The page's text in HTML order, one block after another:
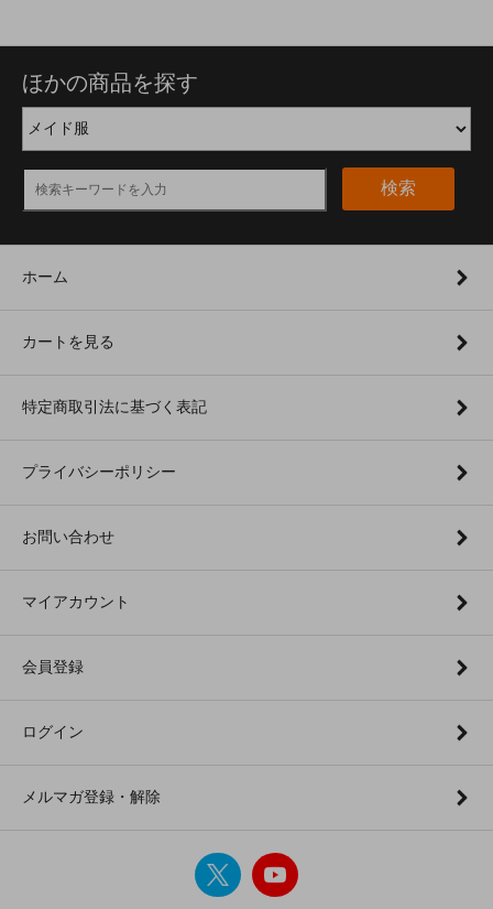
ほかの商品を探す
検索
ホーム
カートを見る
特定商取引法に基づく表記
プライバシーポリシー
お問い合わせ
マイアカウント
会員登録
ログイン
メルマガ登録・解除